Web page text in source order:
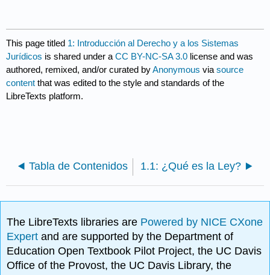
This page titled 1: Introducción al Derecho y a los Sistemas
Jurídicos is shared under aCC BY-NC-SA 3.0 license and was
authored, remixed, and/or curated byAnonymous viasource
content that was edited to the style and standards of the
LibreTexts platform.
Tabla de Contenidos 1.1: ¿Qué es la Ley?
The LibreTexts libraries are Powered by NICE CXone
Expertand are supported by the Department of
Education Open Textbook Pilot Project, the UC Davis
Office of the Provost, the UC Davis Library, the